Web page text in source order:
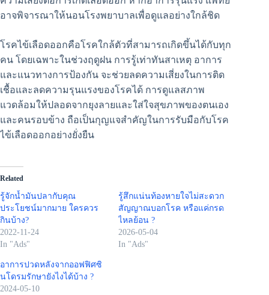
อาจพิจารณาให้นอนโรงพยาบาลเพื่อดูแลอย่างใกล้ชิด
โรคไข้เลือดออกคือโรคใกล้ตัวที่สามารถเกิดขึ้นได้กับทุก
คน โดยเฉพาะในช่วงฤดูฝน การรู้เท่าทันสาเหตุ อาการ
และแนวทางการป้องกัน จะช่วยลดความเสี่ยงในการติด
เชื้อและลดความรุนแรงของโรคได้ การดูแลสภาพ
แวดล้อมให้ปลอดจากยุงลายและใส่ใจสุขภาพของตนเอง
และคนรอบข้าง ถือเป็นกุญแจสำคัญในการรับมือกับโรค
ไข้เลือดออกอย่างยั่งยืน
Related
รู้จักน้ำมันปลากับคุณ
ประโยชน์มากมาย ใครควร
กินบ้าง?
2022-11-24
In "Ads"
รู้สึกแน่นท้องหายใจไม่สะดวก
สัญญาณบอกโรค หรือแค่กรด
ไหลย้อน ?
2026-05-04
In "Ads"
อาการปวดหลังจากออฟฟิศซิ
นโดรมรักษายังไงได้บ้าง ?
2024-05-10